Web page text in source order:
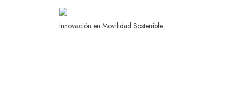
Innovación en Movilidad Sostenible